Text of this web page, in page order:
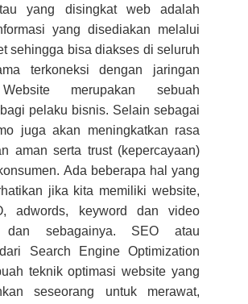
yang disingkat web adalah
yang disediakan melalui
sehingga bisa diakses di seluruh
terkoneksi dengan jaringan
merupakan sebuah
pelaku bisnis. Selain sebagai
juga akan meningkatkan rasa
aman serta trust (kepercayaan)
Ada beberapa hal yang
jika kita memiliki website,
adwords, keyword dan video
dan sebagainya. SEO atau
Search Engine Optimization
teknik optimasi website yang
seseorang untuk merawat,